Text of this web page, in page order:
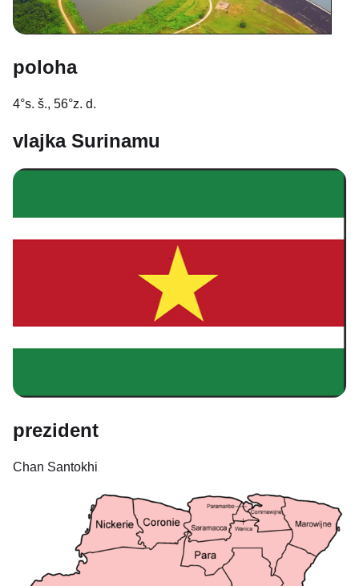
poloha
4°s. š., 56°z. d.
vlajka Surinamu
prezident
Chan Santokhi